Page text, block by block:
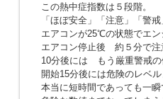
この熱中症指数は５段階。
「ほぼ安全」「注意」「警
エアコンが25℃の状態でエ
エアコン停止後 約５分で注
10分後には もう厳重警戒の
開始15分後には危険のレベル
本当に短時間であっても一